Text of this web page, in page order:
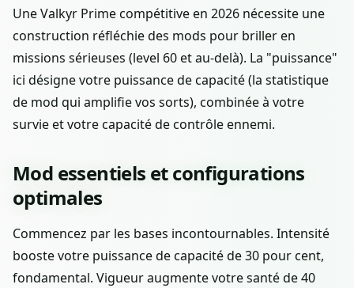
Une Valkyr Prime compétitive en 2026 nécessite une
construction réfléchie des mods pour briller en
missions sérieuses (level 60 et au-delà). La "puissance"
ici désigne votre puissance de capacité (la statistique
de mod qui amplifie vos sorts), combinée à votre
survie et votre capacité de contrôle ennemi.
Mod essentiels et configurations
optimales
Commencez par les bases incontournables. Intensité
booste votre puissance de capacité de 30 pour cent,
fondamental. Vigueur augmente votre santé de 40